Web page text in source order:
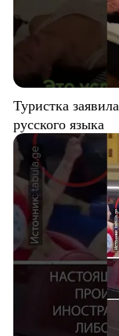
Туристка
русского языка